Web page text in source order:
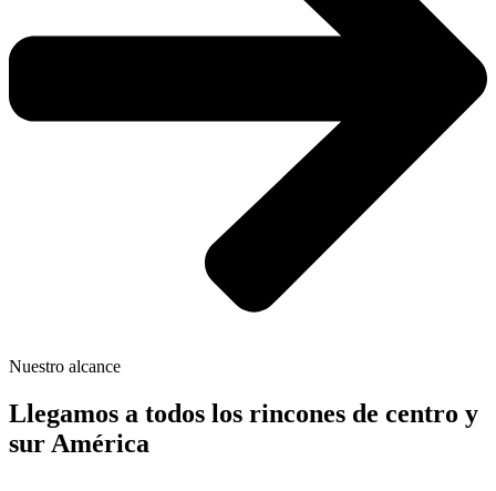
Nuestro alcance
Llegamos a todos los rincones de centro y
sur América